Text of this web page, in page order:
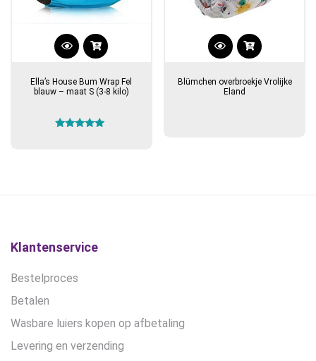
Ella’s House Bum Wrap Fel
blauw – maat S (3-8 kilo)
Blümchen overbroekje Vrolijke
Eland
Klantenservice
Bestelproces
Betalen
Wasbare luiers kopen op afbetaling
Levering en verzending